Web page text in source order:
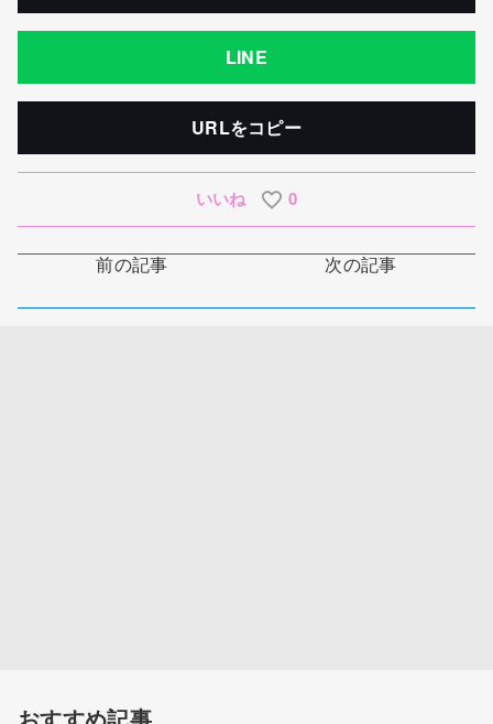
LINE
URLをコピー
いいね 0
前の記事 次の記事